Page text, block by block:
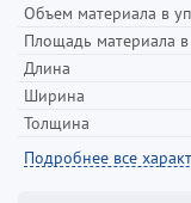
Объем материала в
Площадь материала в
Длина
Ширина
Толщина
Подробнее все